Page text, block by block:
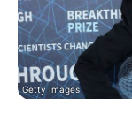
Getty Images